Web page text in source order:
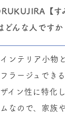
【す
どんな人ですか
インテリア小物
フラージュでき
ザイン性に特化
ムなので、家族